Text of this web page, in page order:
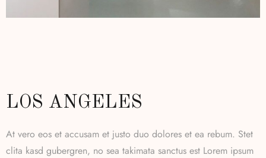
LOS ANGELES
At vero eos et accusam et justo duo dolores et ea rebum. Stet
clita kasd gubergren, no sea takimata sanctus est Lorem ipsum